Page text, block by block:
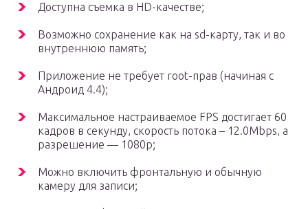
Доступна съемка в HD-качестве;
Возможно сохранение как на sd-карту, так и во
внутреннюю память;
Приложение не требует root-прав (начиная с
Андроид 4.4);
Максимальное настраиваемое FPS достигает 60
кадров в секунду, скорость потока – 12.0Mbps, а
разрешение — 1080р;
Можно включить фронтальную и обычную
камеру для записи;